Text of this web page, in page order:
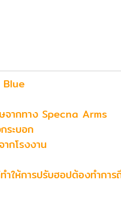
Blue
ากทาง Specna Arms
ระบอก
กโรงงาน
ให้การปรับฮอปต้องทำการ